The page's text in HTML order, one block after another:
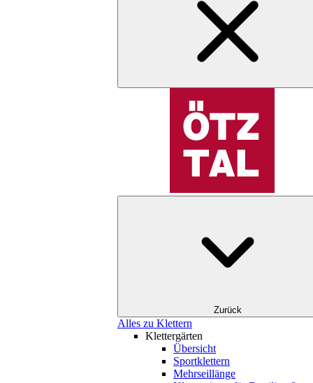
Zurück
Alles zu Klettern
Klettergärten
Übersicht
Sportklettern
Mehrseillänge